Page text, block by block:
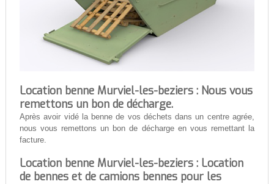
Location benne Murviel-les-beziers : Nous vous
remettons un bon de décharge.
Après avoir vidé la benne de vos déchets dans un centre agrée,
nous vous remettons un bon de décharge en vous remettant la
facture.
Location benne Murviel-les-beziers : Location
de bennes et de camions bennes pour les